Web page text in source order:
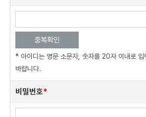
중복확인
* 아이디는 영문 소문자, 숫자를 20자 이내로 입
바랍니다.
비밀번호*